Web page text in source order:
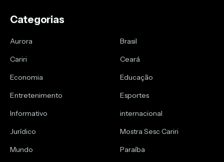
Categorias
Aurora
Brasil
Cariri
Ceará
Economia
Educação
Entretenimento
Esportes
Informativo
internacional
Jurídico
Mostra Sesc Cariri
Mundo
Paraíba